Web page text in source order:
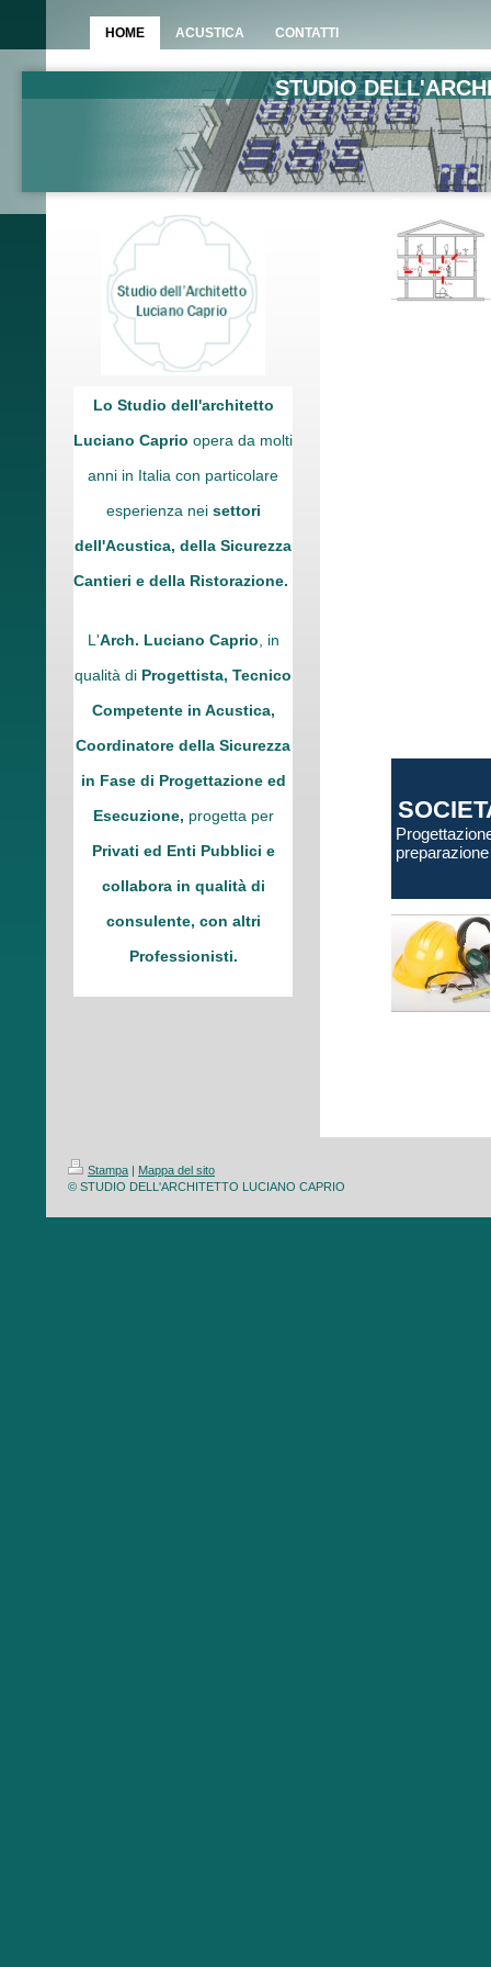
HOME ACUSTICA CONTATTI
STUDIO
Lo Studio dell'architetto
Luciano Caprio opera da molti
anni in Italia con particolare
esperienza nei settori
dell'Acustica, della Sicurezza
Cantieri e della Ristorazione.
L'Arch. Luciano Caprio , in
qualità di Progettista, Tecnico
Competente in Acustica,
Coordinatore della Sicurezza
in Fase di Progettazione ed
Esecuzione, progetta per
Privati ed Enti Pubblici e
collabora in qualità di
consulente, con altri
Professionisti.
Stampa | Mappa del sito
© STUDIO DELL'ARCHITETTO LUCIANO CAPRIO